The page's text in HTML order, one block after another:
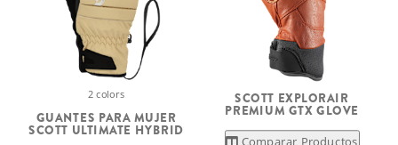
2 colors
GUANTES PARA MUJER
SCOTT ULTIMATE HYBRID
SCOTT EXPLORAIR
PREMIUM GTX GLOVE
Comparar Productos